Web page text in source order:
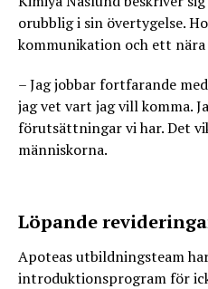
orubblig i sin övertygelse.
kommunikation och ett nära
– Jag jobbar fortfarande
jag vet vart jag vill komma.
förutsättningar vi har. Det
människorna.
Löpande
Apoteas utbildningsteam
introduktionsprogram för